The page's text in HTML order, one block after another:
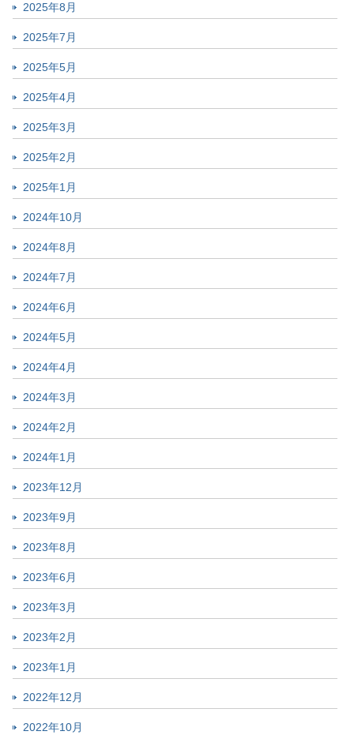
2025年8月
2025年7月
2025年5月
2025年4月
2025年3月
2025年2月
2025年1月
2024年10月
2024年8月
2024年7月
2024年6月
2024年5月
2024年4月
2024年3月
2024年2月
2024年1月
2023年12月
2023年9月
2023年8月
2023年6月
2023年3月
2023年2月
2023年1月
2022年12月
2022年10月